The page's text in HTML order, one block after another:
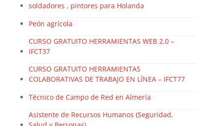
soldadores , pintores para Holanda
Peón agrícola
CURSO GRATUITO HERRAMIENTAS WEB 2.0 –
IFCT37
CURSO GRATUITO HERRAMIENTAS
COLABORATIVAS DE TRABAJO EN LÍNEA – IFCT77
Técnico de Campo de Red en Almería
Asistente de Recursos Humanos (Seguridad,